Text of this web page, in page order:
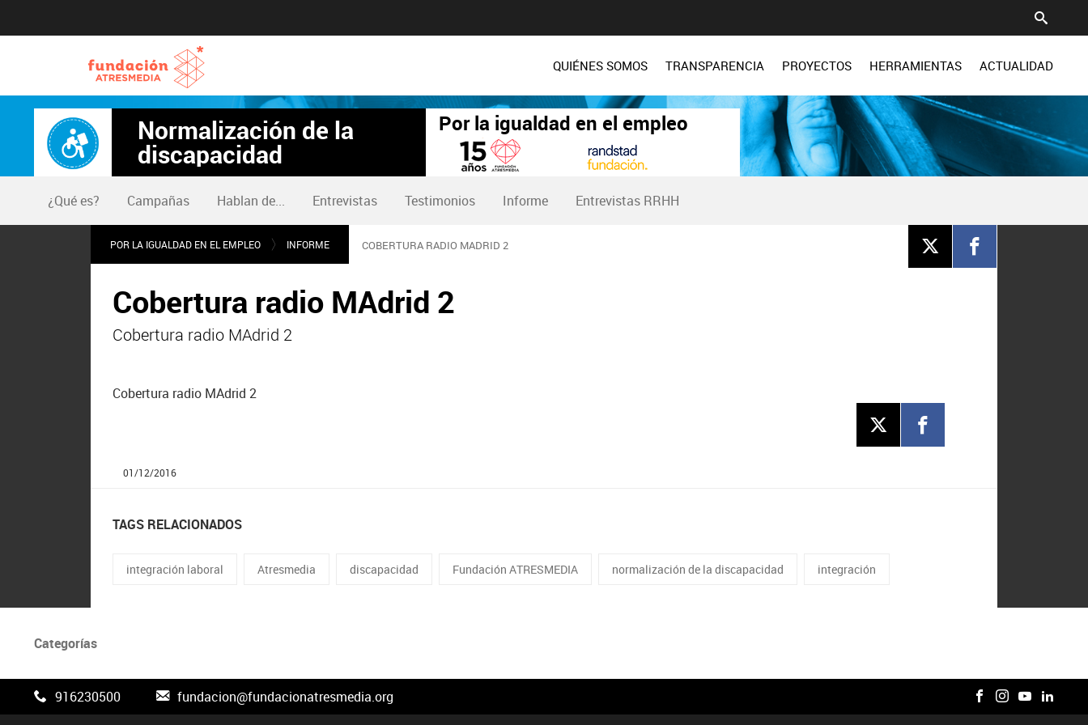
QUIÉNES SOMOS TRANSPARENCIA PROYECTOS HERRAMIENTAS ACTUALIDAD
Normalización de la
discapacidad
Por la igualdad en el empleo
¿Qué es? Campañas Hablan de... Entrevistas Testimonios Informe Entrevistas RRHH
POR LA IGUALDAD EN EL EMPLEO INFORME COBERTURA RADIO MADRID 2
Cobertura radio MAdrid 2
Cobertura radio MAdrid 2
Cobertura radio MAdrid 2
01/12/2016
TAGS RELACIONADOS
integración laboral Atresmedia discapacidad Fundación ATRESMEDIA normalización de la discapacidad integración
Categorías
916230500 fundacion@fundacionatresmedia.org